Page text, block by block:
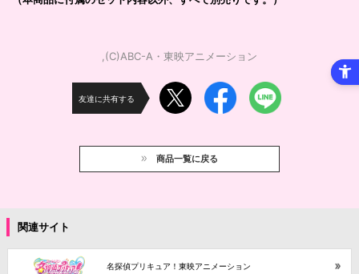
,(C)ABC-A・東映アニメーション
友達に共有する
商品一覧に戻る
関連サイト
名探偵プリキュア！東映アニメーション